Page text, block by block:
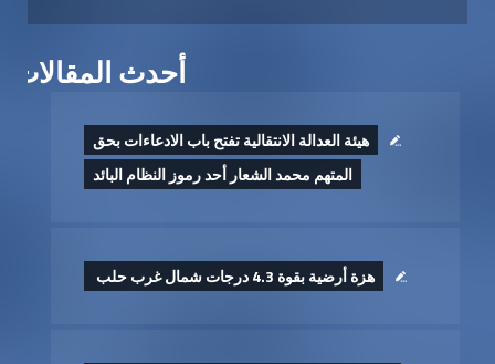
أحدث المقالات
هيئة العدالة الانتقالية تفتح باب الادعاءات بحق
المتهم محمد الشعار أحد رموز النظام البائد
هزة أرضية بقوة 4.3 درجات شمال غرب حلب ‏